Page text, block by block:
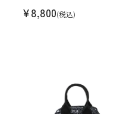
¥8,800(税込)